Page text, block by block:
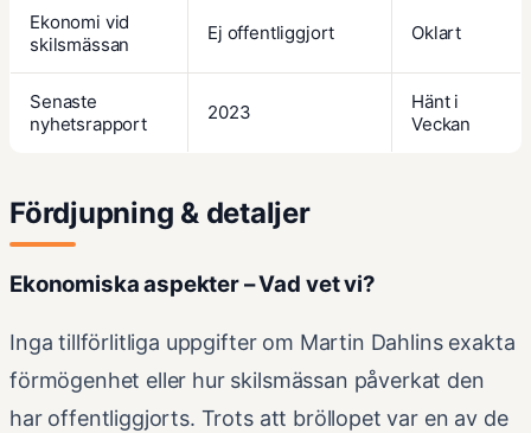
Ekonomi vid
skilsmässan
Ej offentliggjort Oklart
Senaste
nyhetsrapport
2023
Hänt i
Veckan
Fördjupning & detaljer
Ekonomiska aspekter – Vad vet vi?
Inga tillförlitliga uppgifter om Martin Dahlins exakta
förmögenhet eller hur skilsmässan påverkat den
har offentliggjorts. Trots att bröllopet var en av de